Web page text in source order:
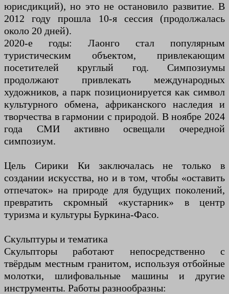
юрисдикций), но это не остановило развитие. В
2012 году прошла 10-я сессия (продолжалась
около 20 дней).
2020-е годы: Лаонго стал популярным
туристическим объектом, привлекающим
посетителей круглый год. Симпозиумы
продолжают привлекать международных
художников, а парк позиционируется как символ
культурного обмена, африканского наследия и
творчества в гармонии с природой. В ноябре 2024
года СМИ активно освещали очередной
симпозиум.
Цель Сирики Ки заключалась не только в
создании искусства, но и в том, чтобы «оставить
отпечаток» на природе для будущих поколений,
превратить скромный «кустарник» в центр
туризма и культуры Буркина-Фасо.
Скульптуры и тематика
Скульпторы работают непосредственно с
твёрдым местным гранитом, используя отбойные
молотки, шлифовальные машины и другие
инструменты. Работы разнообразны: